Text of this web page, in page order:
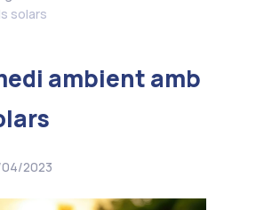
solars
ambient amb
2023